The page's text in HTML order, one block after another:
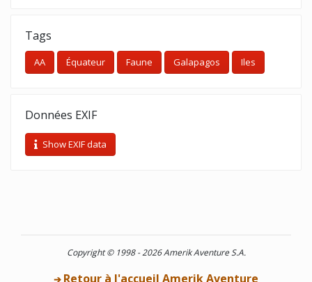
Tags
AA Équateur Faune Galapagos Iles
Données EXIF
Show EXIF data
Copyright © 1998 - 2026 Amerik Aventure S.A.
➔ Retour à l'accueil Amerik Aventure